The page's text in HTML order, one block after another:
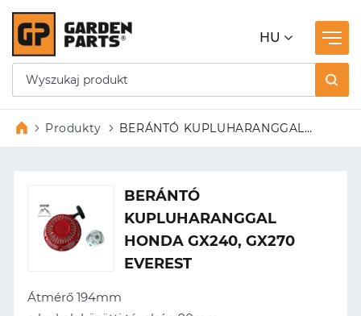
HU
Produkty
BERÁNTÓ KUPLUHARANGGAL
BERÁNTÓ
KUPLUHARANGGAL
HONDA GX240, GX270
EVEREST
Átmérő 194mm